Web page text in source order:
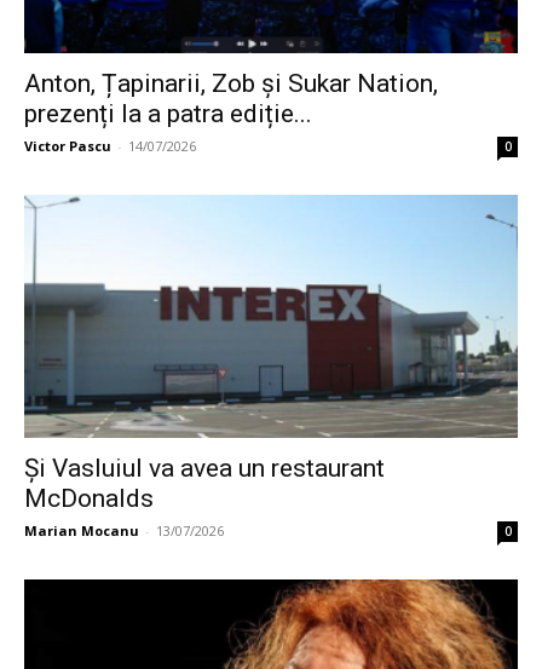
Anton, Țapinarii, Zob și Sukar Nation,
prezenți la a patra ediție...
Victor Pascu - 14/07/2026 0
Și Vasluiul va avea un restaurant
McDonalds
Marian Mocanu - 13/07/2026 0